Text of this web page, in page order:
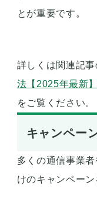
とが重要です。
詳しくは関連記事
法【2025年最新
をご覧ください。
キャンペー
多くの通信事業
けのキャンペーン